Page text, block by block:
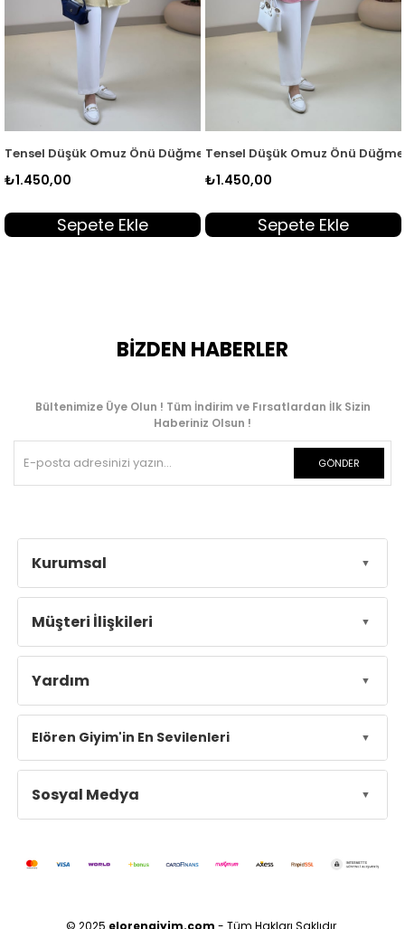
Kadın Tunik Ekru MGZN 7351
Tensel Düşük Omuz Önü Düğmeli Kadın Tunik Sarı MGZN 7351
₺1.450,00
Sepete Ekle
Tensel Düşük Omuz Önü
₺1.450,00
Sepete Ekle
BİZDEN HABERLER
Bültenimize Üye Olun ! Tüm İndirim ve Fırsatlardan İlk Sizin
Haberiniz Olsun !
GÖNDER
Kurumsal
Müşteri İlişkileri
Yardım
Elören Giyim'in En Sevilenleri
Sosyal Medya